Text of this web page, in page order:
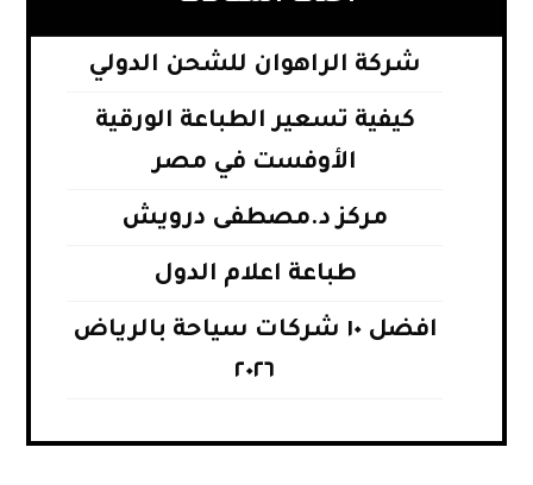
شركة الراهوان للشحن الدولي
كيفية تسعير الطباعة الورقية
الأوفست في مصر
مركز د.مصطفى درويش
طباعة اعلام الدول
افضل ١٠ شركات سياحة بالرياض
٢٠٢٦